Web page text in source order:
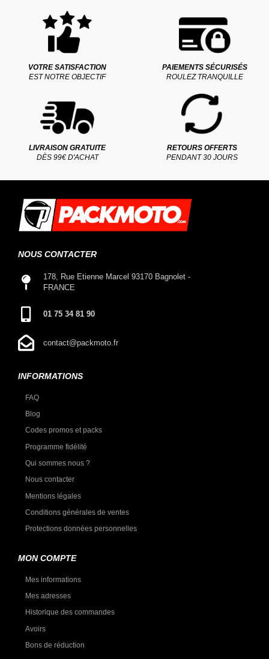
VOTRE SATISFACTION
EST NOTRE OBJECTIF
PAIEMENTS SÉCURISÉS
ROULEZ TRANQUILLE
LIVRAISON GRATUITE
DÈS 99€ D'ACHAT
RETOURS OFFERTS
PENDANT 30 JOURS
NOUS CONTACTER
178, Rue Etienne Marcel 93170 Bagnolet -
FRANCE
01 75 34 81 90
contact@packmoto.fr
INFORMATIONS
FAQ
Blog
Codes promos et packs
Programme fidélité
Qui sommes nous ?
Nous contacter
Mentions légales
Conditions générales de ventes
Protections données personnelles
MON COMPTE
Mes informations
Mes adresses
Historique des commandes
Avoirs
Bons de réduction